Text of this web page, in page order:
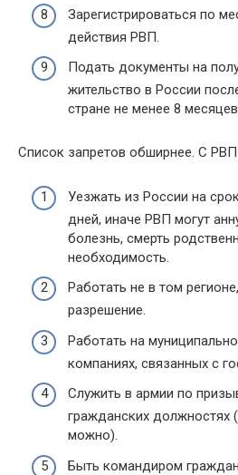
Зарегистрироваться по
действия РВП.
Подать документы на
жительство в России
стране не менее 8
Список запретов обширнее. С РВП
Уезжать из России на
дней, иначе РВП могут
болезнь, смерть
необходимость.
Работать не в том
разрешение.
Работать на
компаниях, связанных с
Служить в армии по
гражданских должностях
можно).
Быть командиром